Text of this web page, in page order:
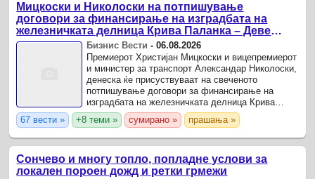
Мицкоски и Николоски на потпишување
договори за финансирање на изградбата на
железничката делница Крива Паланка – Деве
Баир
Бизнис Вести -06.08.2026
Премиерот Христијан Мицкоски и вицепремиерот
и министер за транспорт Александар Николоски,
денеска ќе присуствуваат на свеченото
потпишување договори за финансирање на
изградбата на железничката делница Крива
Паланка – граничен премин Деве Баир, која е
дел од источниот крак на ...
67 вести » +8 теми » сумирано » прашања »
Сончево и многу топло, попладне услови за
локален пороен дожд и ретки грмежи